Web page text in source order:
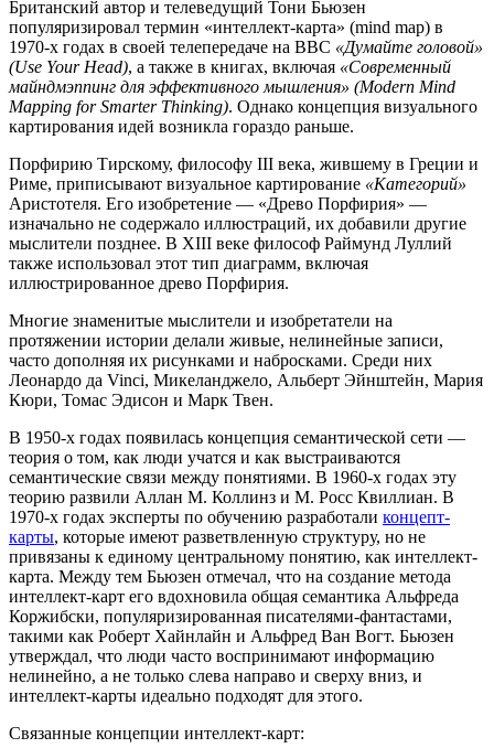
Британский автор и телеведущий Тони Бьюзен
популяризировал термин «интеллект-карта» (mind map) в
1970-х годах в своей телепередаче на BBC «Думайте головой»
(Use Your Head), а также в книгах, включая «Современный
майндмэппинг для эффективного мышления» (Modern Mind
Mapping for Smarter Thinking). Однако концепция визуального
картирования идей возникла гораздо раньше.
Порфирию Тирскому, философу III века, жившему в Греции и
Риме, приписывают визуальное картирование «Категорий»
Аристотеля. Его изобретение — «Древо Порфирия» —
изначально не содержало иллюстраций, их добавили другие
мыслители позднее. В XIII веке философ Раймунд Луллий
также использовал этот тип диаграмм, включая
иллюстрированное древо Порфирия.
Многие знаменитые мыслители и изобретатели на
протяжении истории делали живые, нелинейные записи,
часто дополняя их рисунками и набросками. Среди них
Леонардо да Vinci, Микеланджело, Альберт Эйнштейн, Мария
Кюри, Томас Эдисон и Марк Твен.
В 1950-х годах появилась концепция семантической сети —
теория о том, как люди учатся и как выстраиваются
семантические связи между понятиями. В 1960-х годах эту
теорию развили Аллан М. Коллинз и М. Росс Квиллиан. В
1970-х годах эксперты по обучению разработали концепт-
карты, которые имеют разветвленную структуру, но не
привязаны к единому центральному понятию, как интеллект-
карта. Между тем Бьюзен отмечал, что на создание метода
интеллект-карт его вдохновила общая семантика Альфреда
Коржибски, популяризированная писателями-фантастами,
такими как Роберт Хайнлайн и Альфред Ван Вогт. Бьюзен
утверждал, что люди часто воспринимают информацию
нелинейно, а не только слева направо и сверху вниз, и
интеллект-карты идеально подходят для этого.
Связанные концепции интеллект-карт: